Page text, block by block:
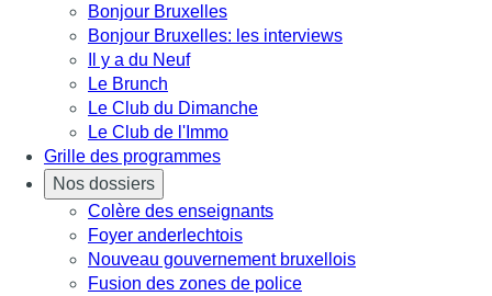
Bonjour Bruxelles
Bonjour Bruxelles: les interviews
Il y a du Neuf
Le Brunch
Le Club du Dimanche
Le Club de l'Immo
Grille des programmes
Nos dossiers
Colère des enseignants
Foyer anderlechtois
Nouveau gouvernement bruxellois
Fusion des zones de police